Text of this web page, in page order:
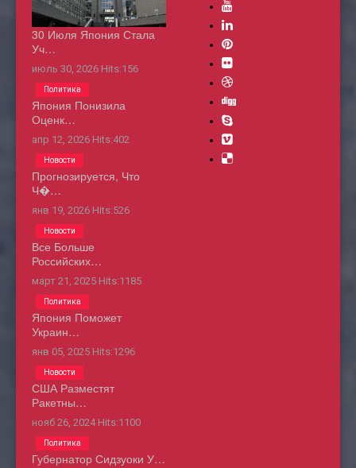
30 Июля Япония Стала
Уч…
июль 30, 2026 Hits:156
Япония Понизила
Оценк…
апр 12, 2026 Hits:402
Политика
Прогнозируется, Что
Ч�…
янв 19, 2026 Hits:526
Новости
Все Больше
Российских…
март 21, 2025 Hits:1185
Новости
Япония Поможет
Украин…
янв 05, 2025 Hits:1296
Политика
США Разместят
Ракетны…
нояб 26, 2024 Hits:1100
Новости
Губернатор Сидзуоки У…
Политика